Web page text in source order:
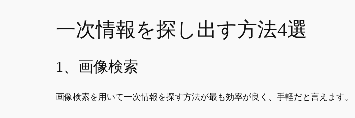
一次情報を探し出す方法4選
1、画像検索
画像検索を用いて一次情報を探す方法が最も効率が良く、手軽だと言えます。